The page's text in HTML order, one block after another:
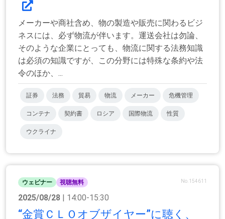
メーカーや商社含め、物の製造や販売に関わるビジ
ネスには、必ず物流が伴います。運送会社は勿論、
そのような企業にとっても、物流に関する法務知識
は必須の知識ですが、この分野には特殊な条約や法
令のほか、...
証券 法務 貿易 物流 メーカー 危機管理
コンテナ 契約書 ロシア 国際物流 性質
ウクライナ
ウェビナー 視聴無料 No.154611
2025/08/28 | 14:00-15:30
“金賞ＣＬＯオブザイヤー”に聴く、